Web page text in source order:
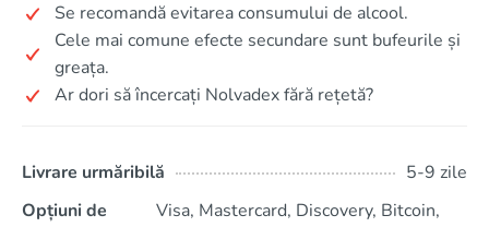
Se recomandă evitarea consumului de alcool.
Cele mai comune efecte secundare sunt bufeurile și
greața.
Ar dori să încercați Nolvadex fără rețetă?
Livrare urmăribilă
5-9 zile
Opțiuni de
Visa, Mastercard, Discovery, Bitcoin,